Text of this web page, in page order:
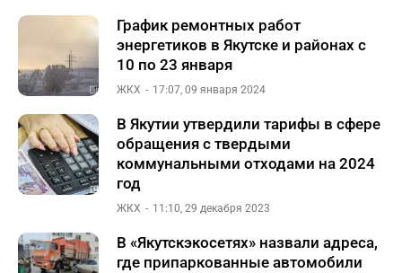
График ремонтных работ
энергетиков в Якутске и районах с
10 по 23 января
ЖКХ 17:07, 09 января 2024
В Якутии утвердили тарифы в сфере
обращения с твердыми
коммунальными отходами на 2024
год
ЖКХ 11:10, 29 декабря 2023
В «Якутскэкосетях» назвали адреса,
где припаркованные автомобили